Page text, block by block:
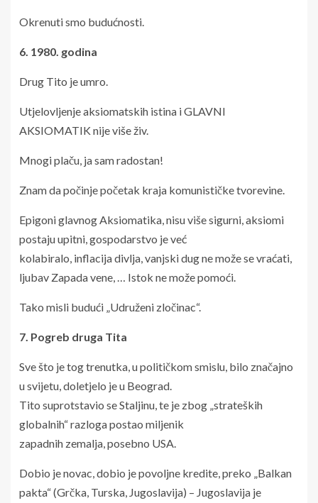
Okrenuti smo budućnosti.
6. 1980. godina
Drug Tito je umro.
Utjelovljenje aksiomatskih istina i GLAVNI
AKSIOMATIK nije više živ.
Mnogi plaču, ja sam radostan!
Znam da počinje početak kraja komunističke tvorevine.
Epigoni glavnog Aksiomatika, nisu više sigurni, aksiomi
postaju upitni, gospodarstvo je već
kolabiralo, inflacija divlja, vanjski dug ne može se vraćati,
ljubav Zapada vene, … Istok ne može pomoći.
Tako misli budući „Udruženi zločinac“.
7. Pogreb druga Tita
Sve što je tog trenutka, u političkom smislu, bilo značajno
u svijetu, doletjelo je u Beograd.
Tito suprotstavio se Staljinu, te je zbog „strateških
globalnih“ razloga postao miljenik
zapadnih zemalja, posebno USA.
Dobio je novac, dobio je povoljne kredite, preko „Balkan
pakta“ (Grčka, Turska, Jugoslavija) – Jugoslavija je